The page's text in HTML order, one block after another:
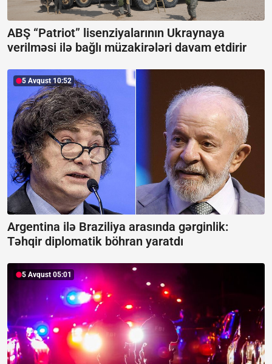
ABŞ “Patriot” lisenziyalarının Ukraynaya
verilməsi ilə bağlı müzakirələri davam etdirir
5 Avqust 10:52
Argentina ilə Braziliya arasında gərginlik:
Təhqir diplomatik böhran yaratdı
5 Avqust 05:01